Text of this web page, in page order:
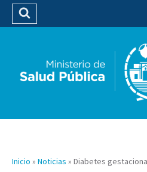
Buscar
Inicio » Noticias » Diabetes